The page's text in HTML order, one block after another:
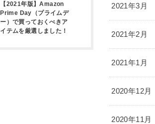
【2021年版】Amazon
Prime Day（プライムデ
ー）で買っておくべきア
イテムを厳選しました！
2021年3月
2021年2月
2021年1月
2020年12月
2020年11月